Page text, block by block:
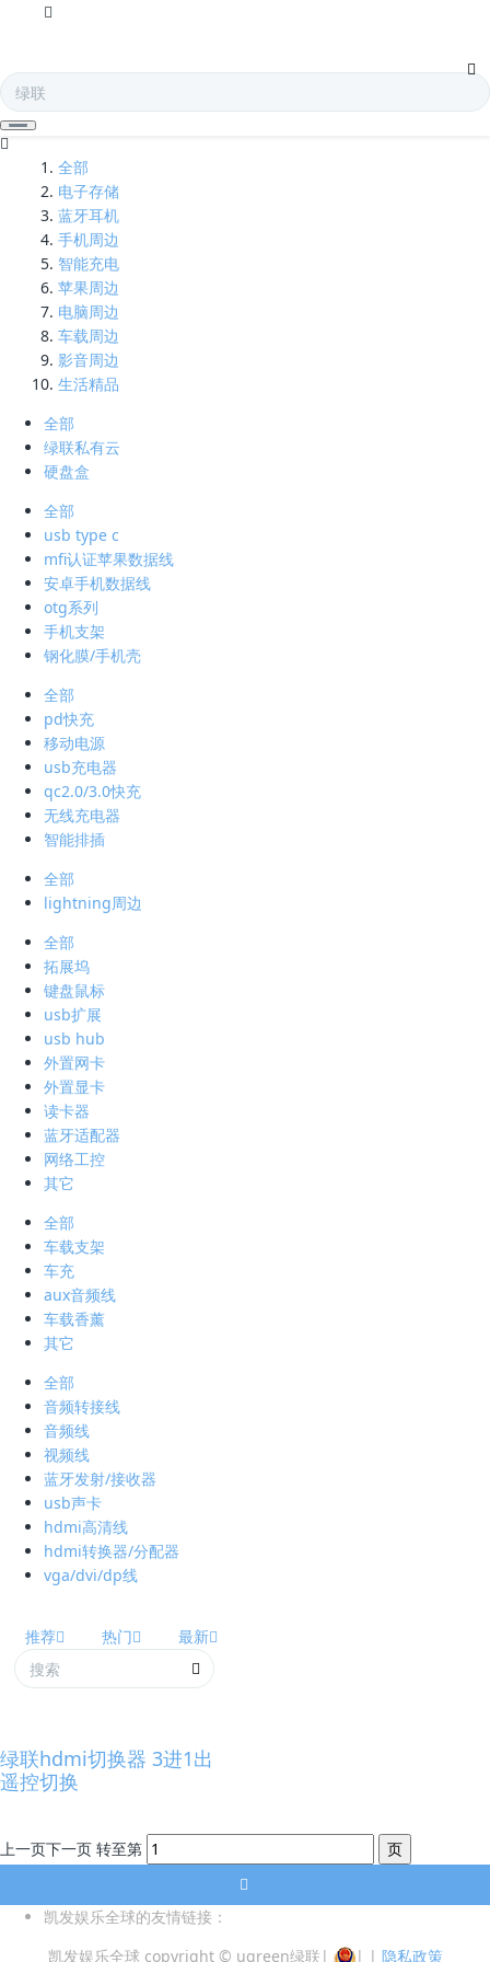
全部
电子存储
蓝牙耳机
手机周边
智能充电
苹果周边
电脑周边
车载周边
影音周边
生活精品
全部
绿联私有云
硬盘盒
全部
usb type c
mfi认证苹果数据线
安卓手机数据线
otg系列
手机支架
钢化膜/手机壳
全部
pd快充
移动电源
usb充电器
qc2.0/3.0快充
无线充电器
智能排插
全部
lightning周边
全部
拓展坞
键盘鼠标
usb扩展
usb hub
外置网卡
外置显卡
读卡器
蓝牙适配器
网络工控
其它
全部
车载支架
车充
aux音频线
车载香薰
其它
全部
音频转接线
音频线
视频线
蓝牙发射/接收器
usb声卡
hdmi高清线
hdmi转换器/分配器
vga/dvi/dp线
推荐 热门 最新
绿联hdmi切换器 3进1出
遥控切换
上一页下一页 转至第
凯发娱乐全球的友情链接：
凯发娱乐全球 copyright © ugreen绿联 | | | 隐私政策